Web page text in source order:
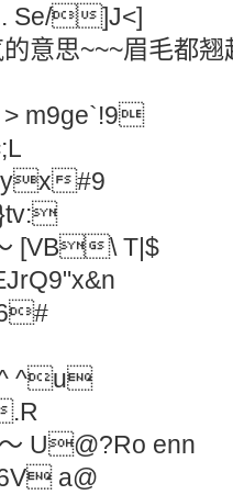
Se/]J<]
意思~~~眉毛都翘
> m9ge`!9
#9
[VB\ T|$
^u
.R
U@?Ro enn
a@